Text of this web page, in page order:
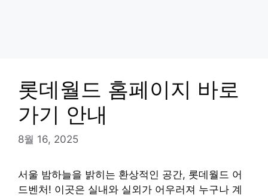
롯데월드 홈페이지 바로
가기 안내
8월 16, 2025
서울 밤하늘을 밝히는 환상적인 공간, 롯데월드 어
드벤처! 이곳은 실내와 실외가 어우러져 누구나 계